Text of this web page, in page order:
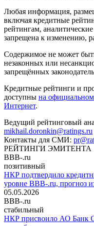
Любая информация,
включая кредитные
рейтингам,
запрещена к изменению,
Содержимое не может
незаконных или
запрещённых
Кредитные рейтинги и
доступны на
Интернет.
Ведущий рейтинговый
mikhail.doronkin@ratings.ru
Контакты для СМИ:
РЕЙТИНГИ ЭМИТЕНТА
BBB-.ru
позитивный
НКР подтвердило
уровне BBB-.ru, прогноз
05.05.2026
BBB-.ru
стабильный
НКР присвоило АО Банк